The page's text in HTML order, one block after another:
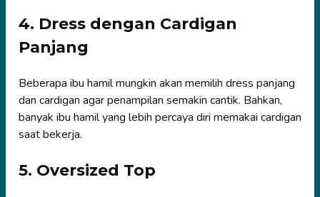
4. Dress dengan Cardigan
Panjang
Beberapa ibu hamil mungkin akan memilih dress panjang
dan cardigan agar penampilan semakin cantik. Bahkan,
banyak ibu hamil yang lebih percaya diri memakai cardigan
saat bekerja.
5. Oversized Top